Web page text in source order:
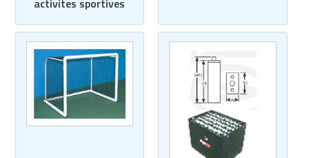
activites sportives